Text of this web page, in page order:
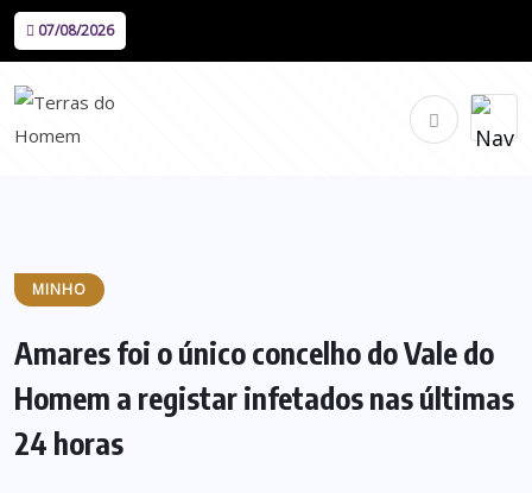
07/08/2026
MINHO
Amares foi o único concelho do Vale do
Homem a registar infetados nas últimas
24 horas